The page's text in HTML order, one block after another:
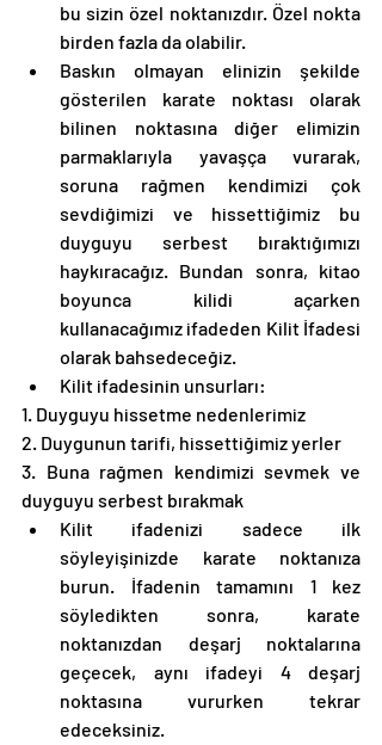
bu sizin özel noktanızdır. Özel nokta
birden fazla da olabilir.
Baskın olmayan elinizin şekilde
gösterilen karate noktası olarak
bilinen noktasına diğer elimizin
parmaklarıyla yavaşça vurarak,
soruna rağmen kendimizi çok
sevdiğimizi ve hissettiğimiz bu
duyguyu serbest bıraktığımızı
haykıracağız. Bundan sonra, kitao
boyunca kilidi açarken
kullanacağımız ifadeden Kilit İfadesi
olarak bahsedeceğiz.
Kilit ifadesinin unsurları:
1. Duyguyu hissetme nedenlerimiz
2. Duygunun tarifi, hissettiğimiz yerler
3. Buna rağmen kendimizi sevmek ve
duyguyu serbest bırakmak
Kilit ifadenizi sadece ilk
söyleyişinizde karate noktanıza
burun. İfadenin tamamını 1 kez
söyledikten sonra, karate
noktanızdan deşarj noktalarına
geçecek, aynı ifadeyi 4 deşarj
noktasına vururken tekrar
edeceksiniz.